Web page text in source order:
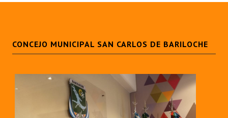
CONCEJO MUNICIPAL SAN CARLOS DE BARILOCHE